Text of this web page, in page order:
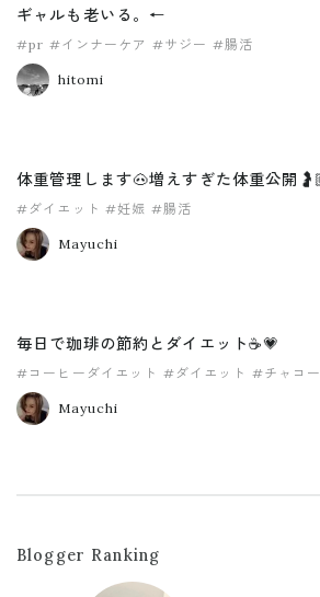
ギャルも老いる。←
#pr #インナーケア #サジー #腸活
hitomi
体重管理します🐽増えすぎた体重公開
#ダイエット #妊娠 #腸活
Mayuchi
毎日で珈琲の節約とダイエット☕️💗
#コーヒーダイエット #ダイエット #チャコ
#デトックス
Mayuchi
Blogger Ranking